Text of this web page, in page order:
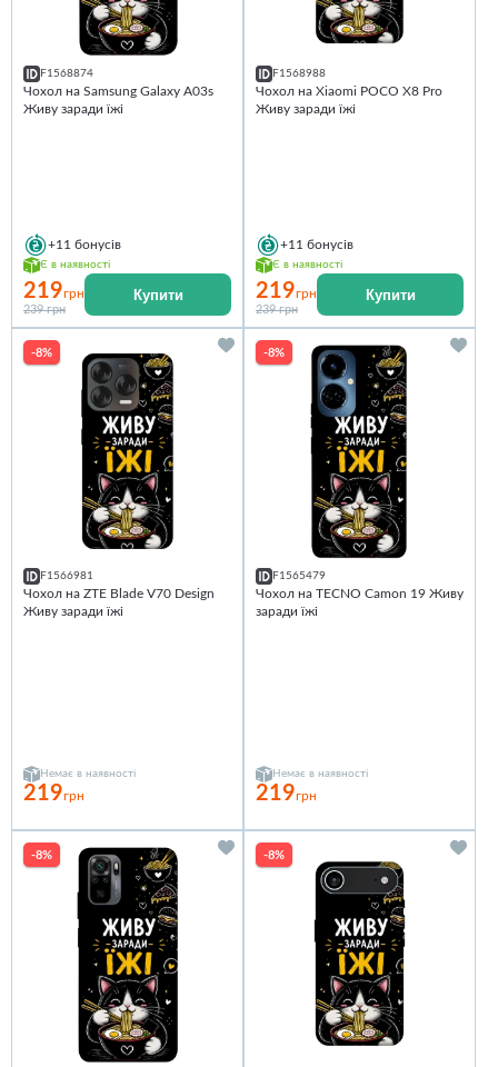
F1568874
Чохол на Samsung Galaxy A03s
Живу заради їжі
+11 бонусів
Є в наявності
219грн
239 грн
Купити
F1568988
Чохол на Xiaomi POCO X8 Pro
Живу заради їжі
+11 бонусів
Є в наявності
219грн
239 грн
Купити
-8%
F1566981
Чохол на ZTE Blade V70 Design
Живу заради їжі
Немає в наявності
219грн
-8%
F1565479
Чохол на TECNO Camon 19 Живу
заради їжі
Немає в наявності
219грн
-8% -8%